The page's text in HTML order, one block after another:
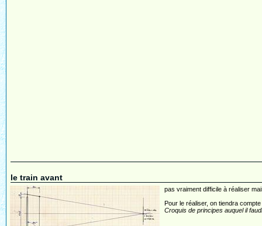
le train avant
pas vraiment difficile à réaliser
Pour le réaliser, on tiendra compte
Croquis de principes auquel il